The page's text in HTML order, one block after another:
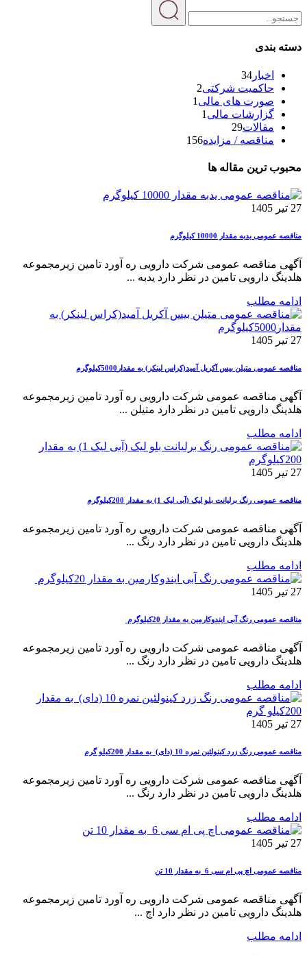
دسته بندی
اخبار 34
حاکمیت شرکتی2
صورت های مالی 1
گزارشات مالی 1
مقالات29
مناقصه / مزایده156
محبوب ترین مقاله ها
27 تیر 1405
مناقصه عمومی یدبه مقدار 10000 کیلوگرم
آگهی مناقصه عمومی شرکت دارویی ره آورد تامین زیرمجموعه
هلدینگ دارویی تامین در نظر دارد یدبه ...
ادامه مطلب
27 تیر 1405
مناقصه عمومی متیلن بیس آکریل آمید(کراس لینکر) به مقدار5000کیلوگرم
آگهی مناقصه عمومی شرکت دارویی ره آورد تامین زیرمجموعه
هلدینگ دارویی تامین در نظر دارد متیلن ...
ادامه مطلب
27 تیر 1405
مناقصه عمومی رنگ برلیانت بلو لیک (آبی لیک 1) به مقدار 200کیلوگرم
آگهی مناقصه عمومی شرکت دارویی ره آورد تامین زیرمجموعه
هلدینگ دارویی تامین در نظر دارد رنگ ...
ادامه مطلب
27 تیر 1405
مناقصه عمومی رنگ آبی ایندوکارمین به مقدار 20کیلوگرم
آگهی مناقصه عمومی شرکت دارویی ره آورد تامین زیرمجموعه
هلدینگ دارویی تامین در نظر دارد رنگ ...
ادامه مطلب
27 تیر 1405
مناقصه عمومی رنگ زرد کینولئین نمره 10 (دای) به مقدار 200کیلو گرم
آگهی مناقصه عمومی شرکت دارویی ره آورد تامین زیرمجموعه
هلدینگ دارویی تامین در نظر دارد رنگ ...
ادامه مطلب
27 تیر 1405
مناقصه عمومی اچ پی ام سی 6 به مقدار 10 تن
آگهی مناقصه عمومی شرکت دارویی ره آورد تامین زیرمجموعه
هلدینگ دارویی تامین در نظر دارد اچ ...
ادامه مطلب